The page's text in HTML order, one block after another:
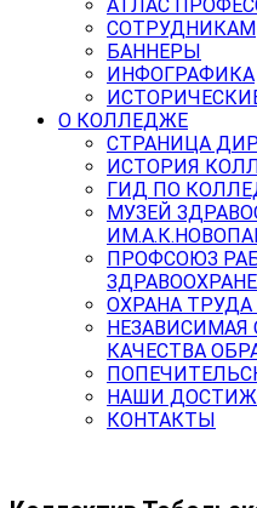
АТЛАС
СОТРУДНИКАМ
БАННЕРЫ
ИНФОГРАФИКА
О КОЛЛЕДЖЕ
СТРАНИЦА
ИСТОРИЯ
ГИД ПО
МУЗЕЙ
ПРОФСОЮЗ
ОХРАНА
НЕЗАВИСИМАЯ
КАЧЕСТВА
НАШИ
КОНТАКТЫ